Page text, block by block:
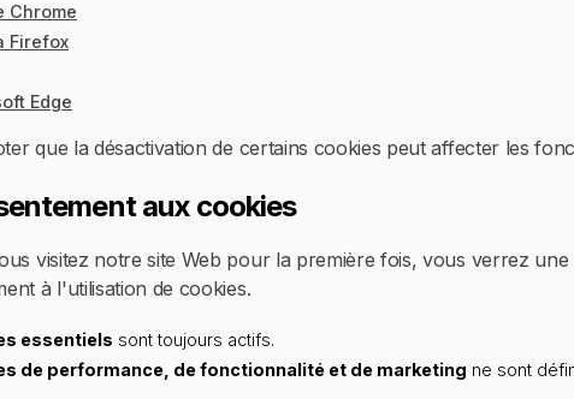
Chrome
Firefox
Edge
que la désactivation de certains cookies peut affecter les
aux cookies
visitez notre site Web pour la première fois, vous verrez
à l'utilisation de cookies.
essentiels sont toujours actifs.
de performance, de fonctionnalité et de marketing ne sont